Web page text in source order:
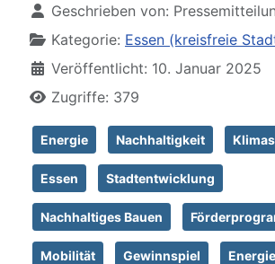
Geschrieben von:
Kategorie: Essen (kreisfreie
Veröffentlicht: 10. Januar 2025
Zugriffe: 379
Energie Nachhaltigkeit
Essen Stadtentwicklung
Nachhaltiges Bauen
Mobilität Gewinnspiel